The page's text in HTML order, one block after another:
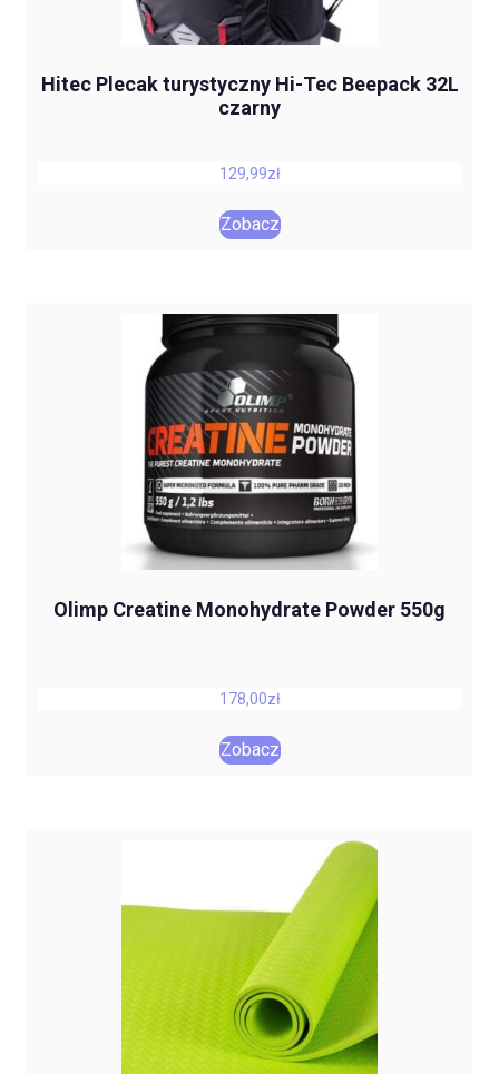
Hitec Plecak turystyczny Hi-Tec Beepack 32L
czarny
129,99zł
Zobacz
Olimp Creatine Monohydrate Powder 550g
178,00zł
Zobacz